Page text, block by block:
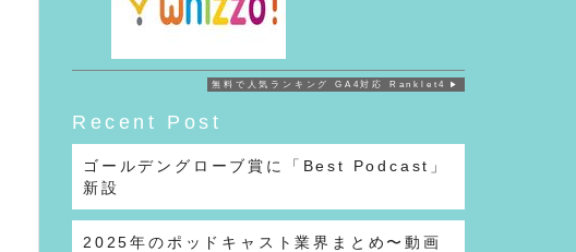
無料で人気ランキング GA4対応 Ranklet4
Recent Post
ゴールデングローブ賞に「Best Podcast」
新設
2025年のポッドキャスト業界まとめ〜動画